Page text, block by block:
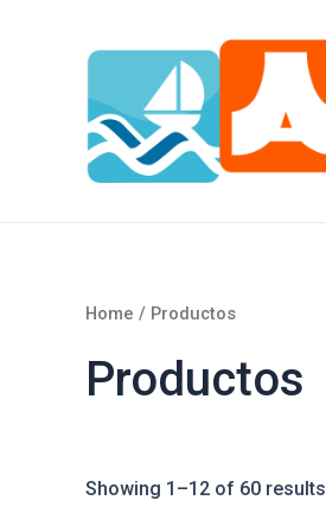
Home / Productos
Productos
Showing 1–12 of 60 results